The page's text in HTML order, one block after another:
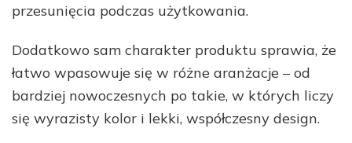
przesunięcia podczas użytkowania.
Dodatkowo sam charakter produktu sprawia, że
łatwo wpasowuje się w różne aranżacje – od
bardziej nowoczesnych po takie, w których liczy
się wyrazisty kolor i lekki, współczesny design.